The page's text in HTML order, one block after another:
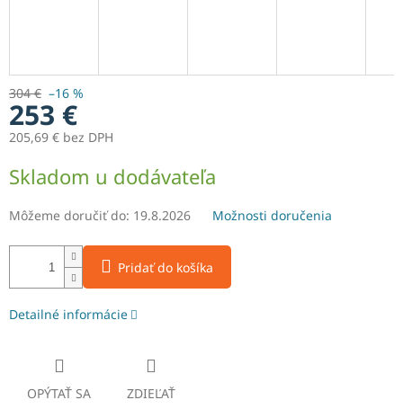
304 € –16 %
253 €
205,69 € bez DPH
cena:
Skladom u dodávateľa
Môžeme doručiť do: 19.8.2026 Možnosti doručenia
Pridať do košíka
Detailné informácie
OPÝTAŤ SA ZDIEĽAŤ